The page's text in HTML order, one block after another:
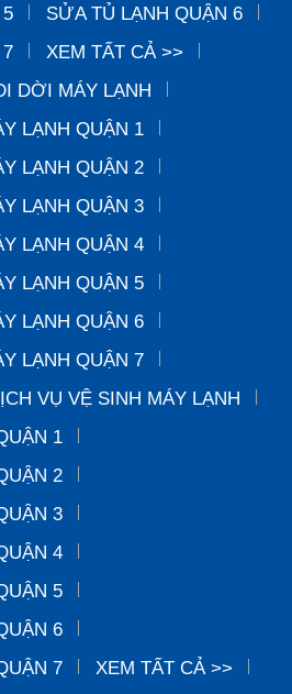
SỬA TỦ LẠNH QUẬN 6
XEM TẤT CẢ >>
DỜI MÁY LẠNH
LẠNH QUẬN 1
LẠNH QUẬN 2
LẠNH QUẬN 3
LẠNH QUẬN 4
LẠNH QUẬN 5
LẠNH QUẬN 6
LẠNH QUẬN 7
VỤ VỆ SINH MÁY LẠNH
1
2
3
4
5
6
7
XEM TẤT CẢ >>